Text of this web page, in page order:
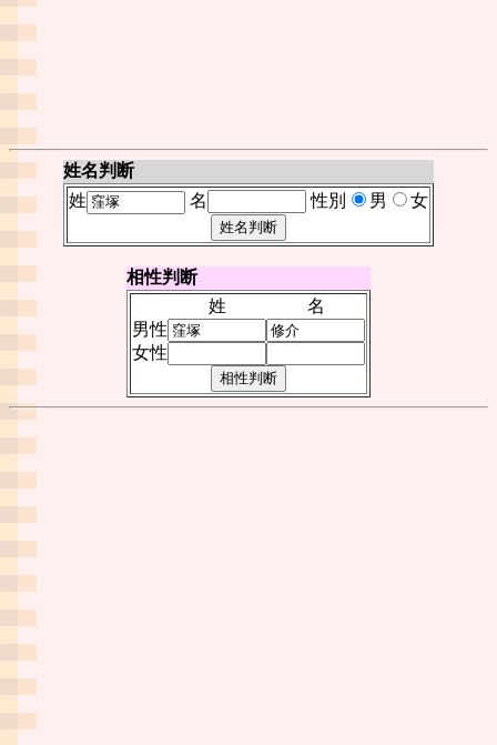
姓名判断
姓
名 性別 男 女
相性判断
姓
名
男性
女性